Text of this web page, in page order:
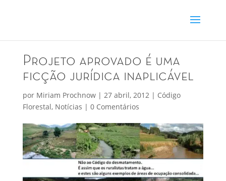
Projeto aprovado é uma
ficção jurídica inaplicável
por Miriam Prochnow| 27 abril, 2012| Código
Florestal, Notícias | 0 Comentários